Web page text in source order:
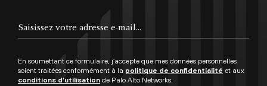
En soumettant ce formulaire, j’accepte que mes données personnelles
soient traitées conformément à la politique de confidentialité et aux
conditions d’utilisation de Palo Alto Networks.